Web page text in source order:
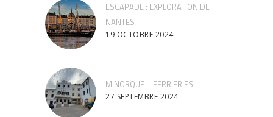
ESCAPADE : EXPLORATION DE
NANTES
19 OCTOBRE 2024
MINORQUE – FERRIERIES
27 SEPTEMBRE 2024